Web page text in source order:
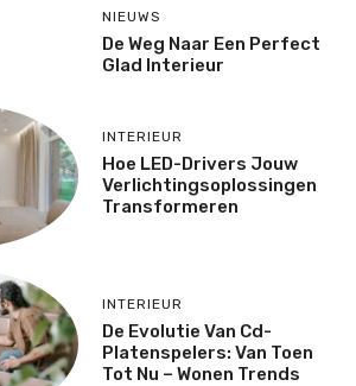
NIEUWS
De Weg Naar Een Perfect
Glad Interieur
INTERIEUR
Hoe LED-Drivers Jouw
Verlichtingsoplossingen
Transformeren
INTERIEUR
De Evolutie Van Cd-
Platenspelers: Van Toen
Tot Nu – Wonen Trends